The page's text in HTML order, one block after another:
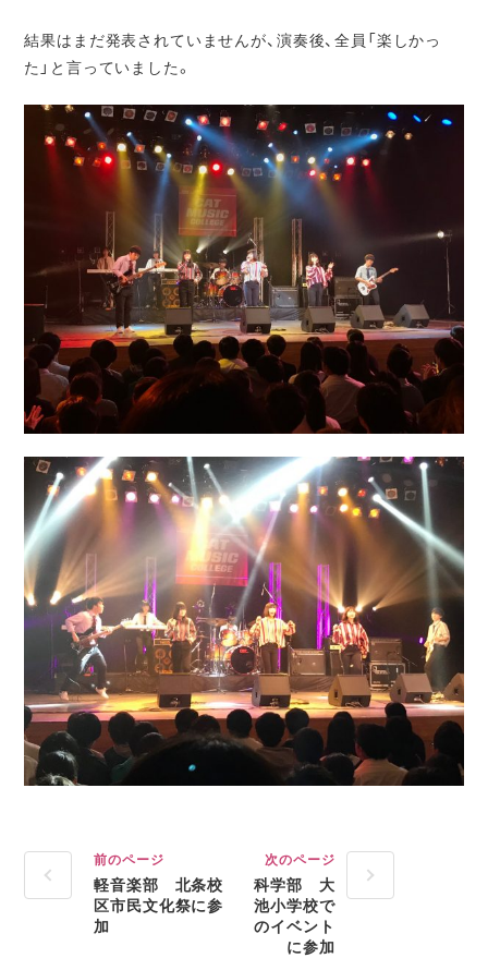
結果はまだ発表されていませんが、演奏後、全員「楽しかっ
た」と言っていました。
前のページ
軽音楽部 北条校
区市民文化祭に参
加
次のページ
科学部 大
池小学校で
のイベント
に参加